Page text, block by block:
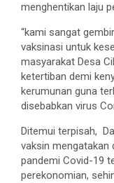
menghentikan laju
“kami sangat
vaksinasi untuk
masyarakat Desa
ketertiban demi
kerumunan guna
disebabkan virus
Ditemui terpisah,
vaksin mengatakan
pandemi Covid-19
perekonomian,